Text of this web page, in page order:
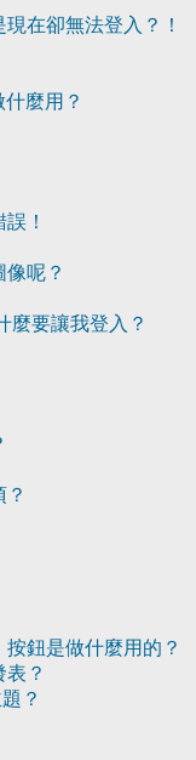
在卻無法登入？！
麼用？
！
呢？
麼要讓我登入？
鈕是做什麼用的？
？
？